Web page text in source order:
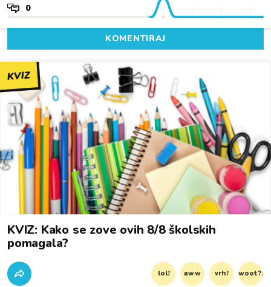
0
KOMENTIRAJ
KVIZ
KVIZ: Kako se zove ovih 8/8 školskih
pomagala?
lol! aww vrh! woot?!